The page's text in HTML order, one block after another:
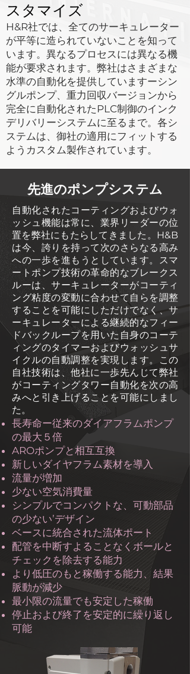
スタマイズ
H&R社では、全てのサーキュレーター
が平等に造られていないことを知って
います。異なるプロセスには異なる機
能が要求されます。弊社はさまざまな
水準の自動化を提供していますーシン
グルポンプ、重力回収バージョンから
完全に自動化されたPLC制御のインク
デリバリーシステムに至るまで。各シ
ステムは、御社の適用にフィットする
ようカスタム製作されています。
先進のポンプシステム
自動化されたコーティングおよびウォ
ッシュ機能は常に、業界リーダーの位
置を弊社にもたらしてきました。H&B
は今、誇りを持って次のさらなる高み
への一歩を進もうとしています。スマ
ートポンプ技術の革命的なブレークス
ルーは、サーキュレーターがコーティ
ング粘度の変動に合わせて自らを調整
することを可能にしただけでなく、サ
ーキュレーターによる継続的なフィー
ドバックループを用いた自身のコーテ
ィングのタイマーおよびウォッシュサ
イクルの自動調整を実現します。この
自社技術は、他社に一歩先んじて弊社
がコーティングタワー自動化を次の高
みへと引き上げることを可能にしまし
た。
長寿命ー従来のダイアフラムポンプ
の最大５倍
AROポンプと相互互換
新しいダイヤフラム素材を導入
流量が増加
少ない空気消費量
シンプルでコンパクトな、可動部品
の少ない’デザイン
ベースに統合された流体ポート
配管を中断すよることなくボールと
チェックを除去する能力
より低圧のもと稼働する能力、結果
脈動が減少
最小限の流量でも安定した稼働
停止および終了を安定的に繰り返し
可能